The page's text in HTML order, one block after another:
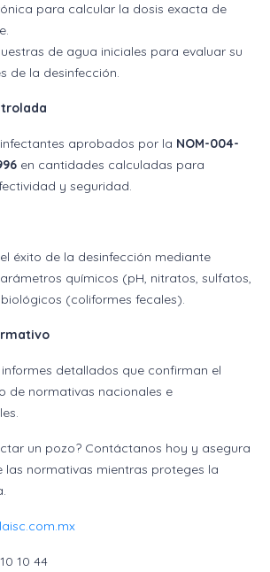
para calcular la dosis exacta de
de agua iniciales para evaluar su
de la desinfección.
aprobados por la NOM-004-
en cantidades calculadas para
y seguridad.
éxito de la desinfección mediante
químicos (pH, nitratos, sulfatos,
(coliformes fecales).
detallados que confirman el
de normativas nacionales e
un pozo? Contáctanos hoy y asegura
las normativas mientras proteges la
10 44